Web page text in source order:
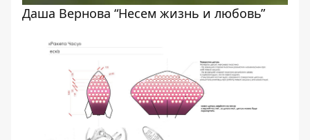
Даша Вернова “Несем жизнь и любовь”